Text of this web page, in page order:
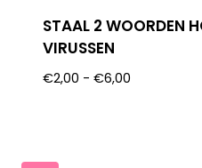
STAAL 2 WOORDEN
VIRUSSEN
€2,00 - €6,00